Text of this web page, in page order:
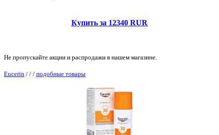
Купить за 12340 RUR
Не пропускайте акции и распродажи в нашем магазине.
Eucerin / / / подобные товары